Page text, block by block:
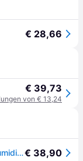
€ 28,66
€ 39,73
von € 13,24
XIAOMI 99785 - XIAOMI Luftbefeuchter Humidifier 2 Lite€ 38,90